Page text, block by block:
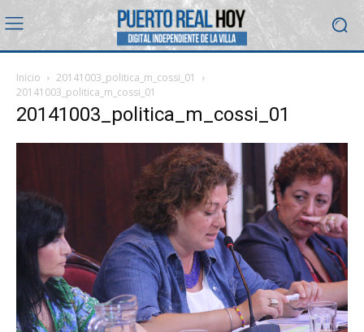
Inicio
20141003_politica_m_cossi_01
20141003_politica_m_cossi_01
20141003_politica_m_cossi_01